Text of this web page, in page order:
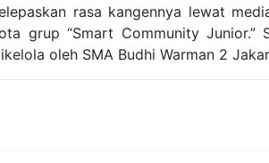
rasa kangennya lewat
grup “Smart Community Junior.”
oleh SMA Budhi Warman 2